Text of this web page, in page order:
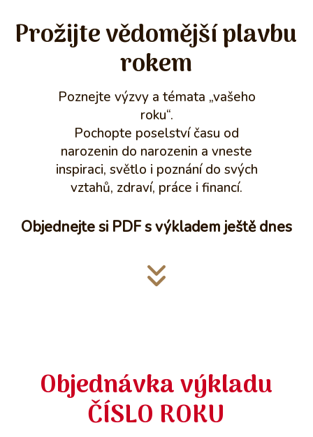
Prožijte vědomější plavbu
rokem
Poznejte výzvy a témata „vašeho
roku“.
Pochopte poselství času od
narozenin do narozenin a vneste
inspiraci, světlo i poznání do svých
vztahů, zdraví, práce i financí.
Objednejte si PDF s výkladem ještě dnes
Objednávka výkladu
ČÍSLO ROKU